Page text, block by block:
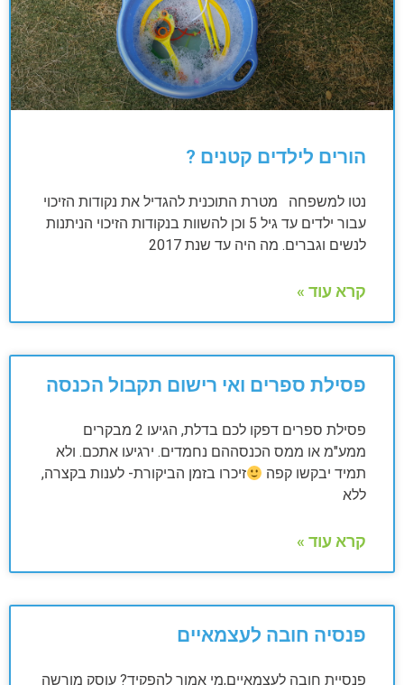
הורים לילדים קטנים ?
נטו למשפחה מטרת התוכנית להגדיל את נקודות הזיכוי
עבור ילדים עד גיל 5 וכן להשוות בנקודות הזיכוי הניתנות
לנשים וגברים. מה היה עד שנת 2017
קרא עוד »
פסילת ספרים ואי רישום תקבול הכנסה
פסילת ספרים דפקו לכם בדלת, הגיעו 2 מבקרים
ממע"מ או ממס הכנסההם נחמדים. ירגיעו אתכם. ולא
תמיד יבקשו קפה
זיכרו בזמן הביקורת- לענות בקצרה,
ללא
קרא עוד »
פנסיה חובה לעצמאיים
פנסיית חובה לעצמאיים,מי אמור להפקיד? עוסק מורשה